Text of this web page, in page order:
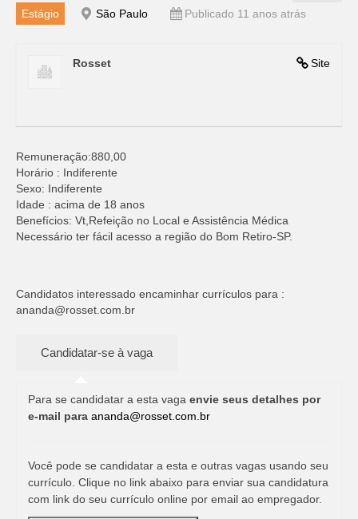
Estágio São Paulo Publicado 11 anos atrás
Site
Rosset
Remuneração:880,00
Horário : Indiferente
Sexo: Indiferente
Idade : acima de 18 anos
Benefícios: Vt,Refeição no Local e Assistência Médica
Necessário ter fácil acesso a região do Bom Retiro-SP.
Candidatos interessado encaminhar currículos para :
ananda@rosset.com.br
Para se candidatar a esta vaga envie seus detalhes por
e-mail para ananda@rosset.com.br
Você pode se candidatar a esta e outras vagas usando seu
currículo. Clique no link abaixo para enviar sua candidatura
com link do seu currículo online por email ao empregador.